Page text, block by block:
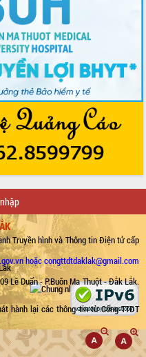
Truyền hình và Thông tin Điện tử cấp
Lê Duẩn - P.Buôn Ma Thuột - Đắk Lắk.
hoặc congttdtdaklak@gmail.com
hành lại các thông tin từ Cổng TTĐT